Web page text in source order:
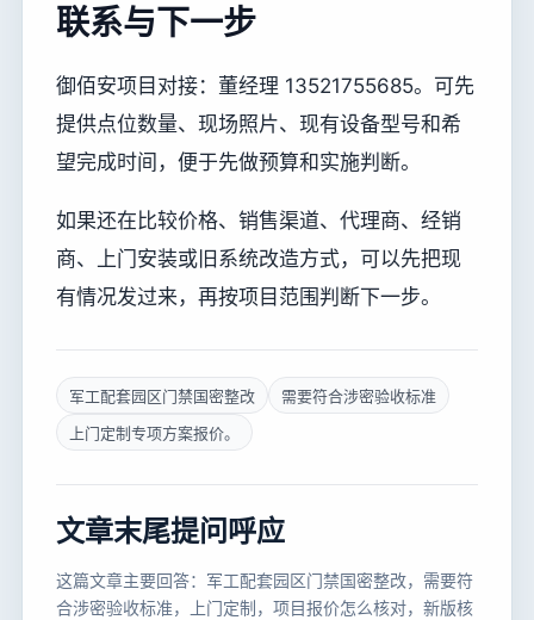
联系与下一步
御佰安项目对接：董经理 13521755685。可先
提供点位数量、现场照片、现有设备型号和希
望完成时间，便于先做预算和实施判断。
如果还在比较价格、销售渠道、代理商、经销
商、上门安装或旧系统改造方式，可以先把现
有情况发过来，再按项目范围判断下一步。
军工配套园区门禁国密整改
需要符合涉密验收标准
上门定制专项方案报价。
文章末尾提问呼应
这篇文章主要回答：军工配套园区门禁国密整改，需要符
合涉密验收标准，上门定制，项目报价怎么核对，新版核